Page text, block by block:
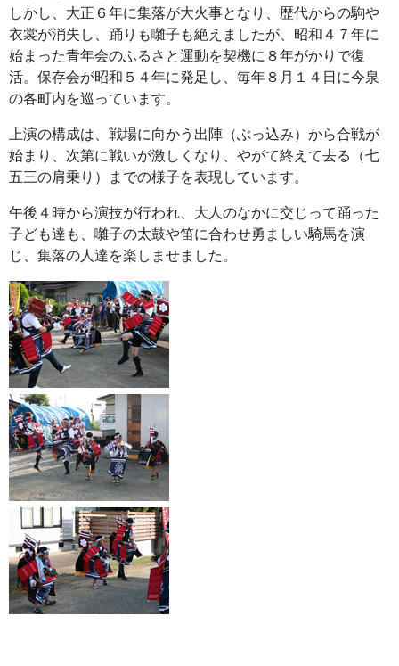
しかし、大正６年に集落が大火事となり、歴代からの駒や
衣裳が消失し、踊りも囃子も絶えましたが、昭和４７年に
始まった青年会のふるさと運動を契機に８年がかりで復
活。保存会が昭和５４年に発足し、毎年８月１４日に今泉
の各町内を巡っています。
上演の構成は、戦場に向かう出陣（ぶっ込み）から合戦が
始まり、次第に戦いが激しくなり、やがて終えて去る（七
五三の肩乗り）までの様子を表現しています。
午後４時から演技が行われ、大人のなかに交じって踊った
子ども達も、囃子の太鼓や笛に合わせ勇ましい騎馬を演
じ、集落の人達を楽しませました。